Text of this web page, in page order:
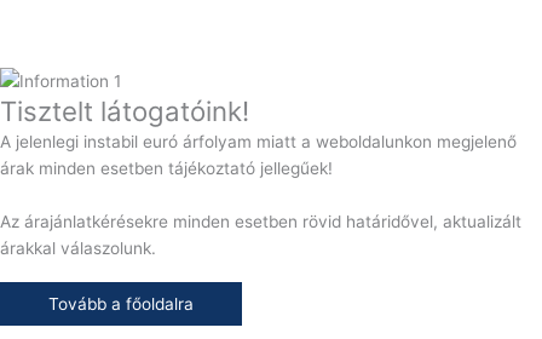
Tisztelt látogatóink!
A jelenlegi instabil euró árfolyam miatt a weboldalunkon megjelenő
árak minden esetben tájékoztató jellegűek!
Az árajánlatkérésekre minden esetben rövid határidővel, aktualizált
árakkal válaszolunk.
Tovább a főoldalra